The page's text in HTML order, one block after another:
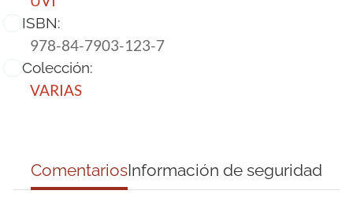
ISBN:
978-84-7903-123-7
Colección:
VARIAS
ComentariosInformación de seguridad